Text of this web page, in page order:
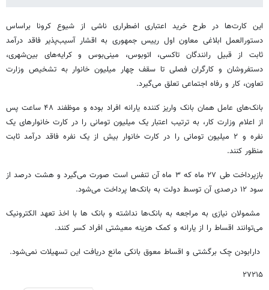
این کارت‌ها در طرح خرید اعتباری اضطراری ناشی از شیوع کرونا براساس
دستورالعمل ابلاغی معاون اول رییس جمهوری به اقشار آسیب‌پذیر فاقد درآمد
ثابت از قبیل رانندگان تاکسی، اتوبوس، مینی‌بوس و کرایه‌های بین‌شهری،
دستفروشان و کارگران فصلی تا سقف چهار میلیون خانوار به تشخیص وزارت
تعاون، کار و رفاه اجتماعی تعلق می‌گیرد.
بانک‌های عامل همان بانک واریز کننده یارانه افراد بوده و موظفند ۴۸ ساعت پس
از اعلام وزارت کار، به ترتیب اعتبار یک میلیون تومانی را در کارت خانوارهای یک
نفره و ۲ میلیون تومانی را در کارت خانوار بیش از یک نفره فاقد درآمد ثابت
منظور کنند.
بازپرداخت طی ۲۷ ماه که ۳ ماه آن تنفس است صورت می‌گیرد و هشت درصد از
سود ۱۲ درصدی آن توسط دولت به بانک‌ها پرداخت می‌شود.
مشمولان نیازی به مراجعه به بانک‌ها نداشته و بانک ها با اخذ تعهد الکترونیک
می‌توانند اقساط را از یارانه و کمک هزینه معیشتی افراد کسر کنند.
دارابودن چک برگشتی و اقساط معوق بانکی مانع دریافت این تسهیلات نمی‌شود.
۲۷۲۱۵